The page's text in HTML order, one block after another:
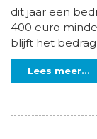
dit jaar een
400 euro
blijft het
Lees meer...